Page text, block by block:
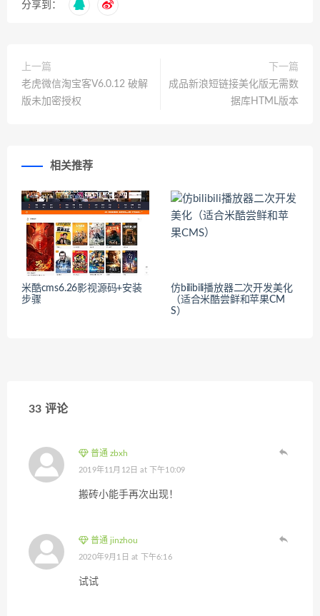
分享到：
上一篇
老虎微信淘宝客V6.0.12 破解
版未加密授权
下一篇
成品新浪短链接美化版无需数
据库HTML版本
相关推荐
米酷cms6.26影视源码+安装
步骤
仿bilibili播放器二次开发美化
（适合米酷尝鲜和苹果CM
S）
33 评论
普通 zbxh
2019年11月12日 at 下午10:09
搬砖小能手再次出现！
普通 jinzhou
2020年9月1日 at 下午6:16
试试